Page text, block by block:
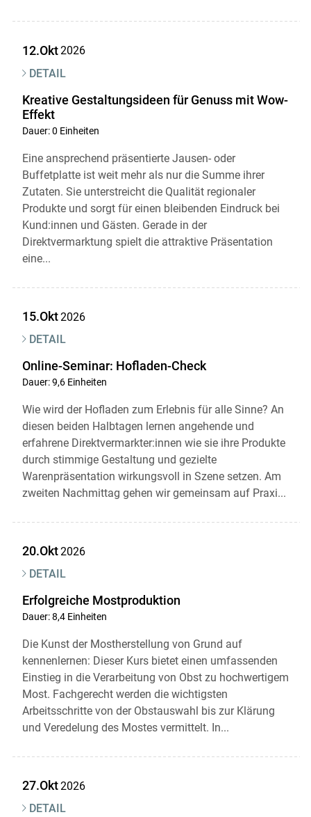
12.Okt2026
DETAIL
Kreative Gestaltungsideen für Genuss mit Wow-
Effekt
Dauer: 0 Einheiten
Eine ansprechend präsentierte Jausen- oder
Buffetplatte ist weit mehr als nur die Summe ihrer
Zutaten. Sie unterstreicht die Qualität regionaler
Produkte und sorgt für einen bleibenden Eindruck bei
Kund:innen und Gästen. Gerade in der
Direktvermarktung spielt die attraktive Präsentation
eine...
15.Okt2026
DETAIL
Online-Seminar: Hofladen-Check
Dauer: 9,6 Einheiten
Wie wird der Hofladen zum Erlebnis für alle Sinne? An
diesen beiden Halbtagen lernen angehende und
erfahrene Direktvermarkter:innen wie sie ihre Produkte
durch stimmige Gestaltung und gezielte
Warenpräsentation wirkungsvoll in Szene setzen. Am
zweiten Nachmittag gehen wir gemeinsam auf Praxi...
20.Okt2026
DETAIL
Erfolgreiche Mostproduktion
Dauer: 8,4 Einheiten
Die Kunst der Mostherstellung von Grund auf
kennenlernen: Dieser Kurs bietet einen umfassenden
Einstieg in die Verarbeitung von Obst zu hochwertigem
Most. Fachgerecht werden die wichtigsten
Arbeitsschritte von der Obstauswahl bis zur Klärung
und Veredelung des Mostes vermittelt. In...
27.Okt2026
DETAIL